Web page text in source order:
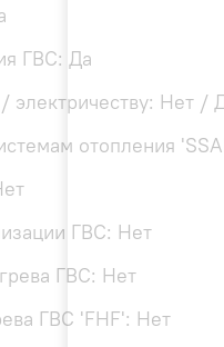
ГВС: Да
электричеству: Нет /
отопления
ГВС: Нет
ГВС: Нет
ГВС 'FHF': Нет